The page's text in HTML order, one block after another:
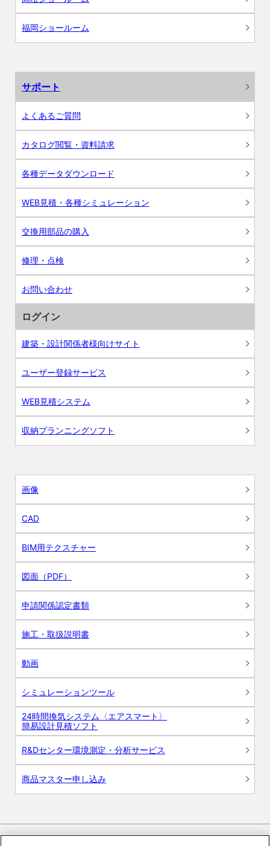
福岡ショールーム
サポート
よくあるご質問
カタログ閲覧・資料請求
各種データダウンロード
WEB見積・各種シミュレーション
交換用部品の購入
修理・点検
お問い合わせ
ログイン
建築・設計関係者様向けサイト
ユーザー登録サービス
WEB見積システム
収納プランニングソフト
画像
CAD
BIM用テクスチャー
図面（PDF）
申請関係認定書類
施工・取扱説明書
動画
シミュレーションツール
24時間換気システム〈エアスマート〉
簡易設計見積ソフト
R&Dセンター環境測定・分析サービス
商品マスター申し込み